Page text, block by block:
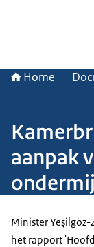
Home
aanpak
Minister Yeşilgöz-
het rapport